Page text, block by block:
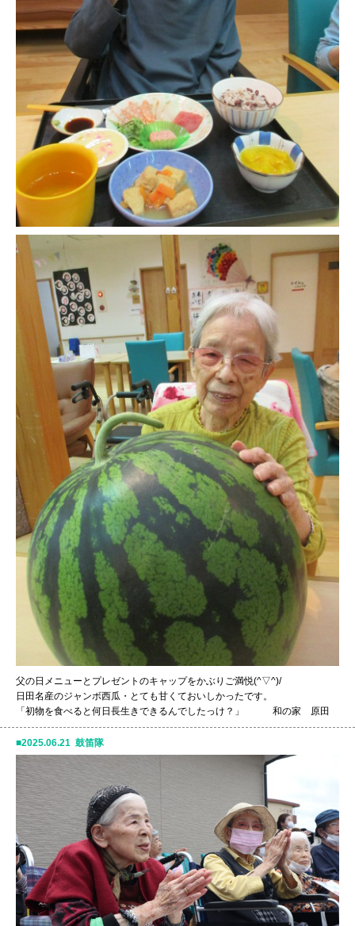
父の日メニューとプレゼントのキャップをかぶりご満悦(^▽^)/
日田名産のジャンボ西瓜・とても甘くておいしかったです。
「初物を食べると何日長生きできるんでしたっけ？」 和の家 原田
2025.06.21 鼓笛隊